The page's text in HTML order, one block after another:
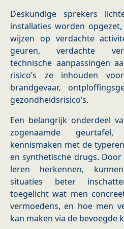
Deskundige sprekers
installaties worden
wijzen op verdachte
geuren, verdachte
technische aanpassingen
risico’s ze inhouden
brandgevaar,
gezondheidsrisico’s.
Een belangrijk onderdeel
zogenaamde
kennismaken met de
en synthetische drugs.
leren herkennen,
situaties beter
toegelicht wat men
vermoedens, en hoe men
kan maken via de bevoegde